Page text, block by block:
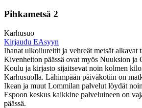
Pihkametsä 2
Karhusuo
Kirjaudu EAsyyn
Ihanat ulkoilureitit ja vehreät metsät alkavat
Kivenheiton päässä ovat myös Nuuksion ja
Koulu ja kirjasto sijaitsevat noin kolmen
Karhusuolla. Lähimpään päiväkotiin on
Ikean ja muut Lommilan palvelut löydät
Espoon keskus kaikkine palveluineen on
päässä.